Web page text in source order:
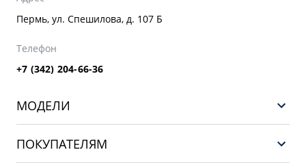
Пермь, ул. Спешилова, д. 107 Б
Телефон
+7 (342) 204-66-36
МОДЕЛИ
ПОКУПАТЕЛЯМ